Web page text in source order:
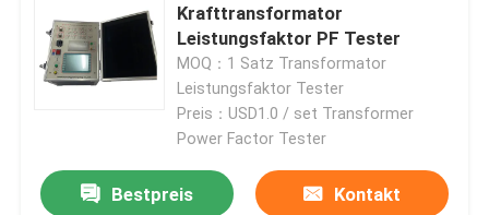
Krafttransformator
Leistungsfaktor PF Tester
MOQ：1 Satz Transformator
Leistungsfaktor Tester
Preis：USD1.0 / set Transformer
Power Factor Tester
Bestpreis Kontakt